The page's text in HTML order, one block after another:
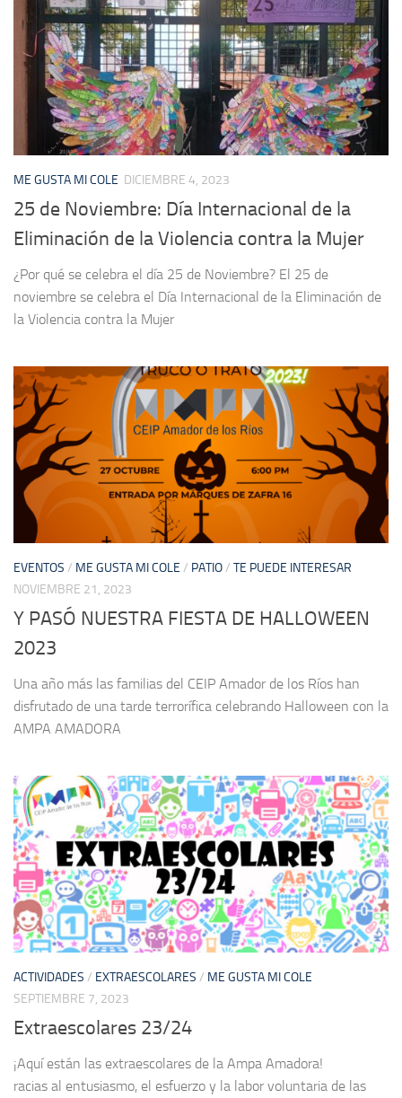
ME GUSTA MI COLE DICIEMBRE 4, 2023
25 de Noviembre: Día Internacional de la
Eliminación de la Violencia contra la Mujer
¿Por qué se celebra el día 25 de Noviembre? El 25 de
noviembre se celebra el Día Internacional de la Eliminación de
la Violencia contra la Mujer
EVENTOS / ME GUSTA MI COLE / PATIO/ TE PUEDE INTERESAR
NOVIEMBRE 21, 2023
Y PASÓ NUESTRA FIESTA DE HALLOWEEN
2023
Una año más las familias del CEIP Amador de los Ríos han
disfrutado de una tarde terrorífica celebrando Halloween con la
AMPA AMADORA
ACTIVIDADES / EXTRAESCOLARES / ME GUSTA MI COLE
SEPTIEMBRE 7, 2023
Extraescolares 23/24
¡Aquí están las extraescolares de la Ampa Amadora!
racias al entusiasmo, el esfuerzo y la labor voluntaria de las